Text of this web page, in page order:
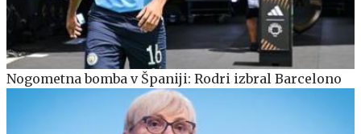
Nogometna bomba v Španiji: Rodri izbral Barcelono